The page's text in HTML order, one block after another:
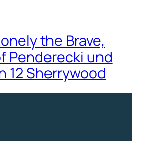
the Brave,
Penderecki und
12 Sherrywood